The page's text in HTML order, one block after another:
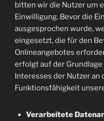
bitten wir die Nutzer um
Einwilligung. Bevor die
ausgesprochen wurde,
eingesetzt, die für den
Onlineangebotes
erfolgt auf der
Interesses der Nutzer an
Funktionsfähigkeit
Verarbeitete